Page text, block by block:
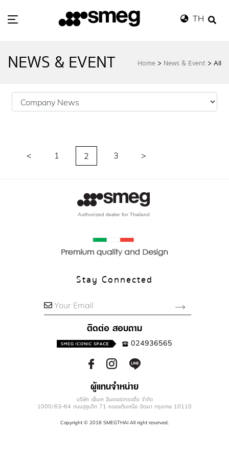
TH
Home
talog
ore Locator
out Smeg
NEWS & EVENT Home > News & Event > All
< 1 2 (current)
3 >
Stay Connected
Your Email
ติดต่อ สอบถาม
024936565
ผู้แทนจำหน่าย
บริษัท เพ็นเค อินเตอร์เทรดดิ้ง จำกัด
1000/63-64 ถนนสุขุมวิท 71 คลองตันเหนือ วัฒนา กรุงเทพ 10110
Copyright © 2018 SMEGTHAI All right reserved.